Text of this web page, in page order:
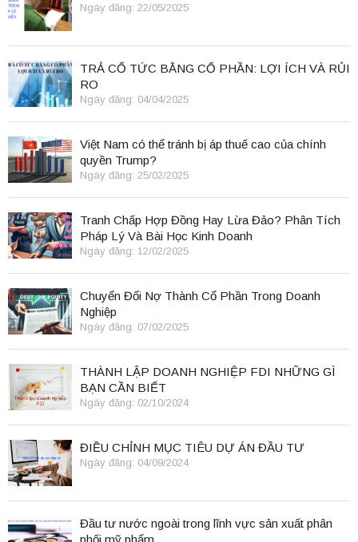
Ngày đăng: 22/05/2025
TRẢ CỔ TỨC BẰNG CỔ PHẦN: LỢI ÍCH VÀ RỦI
RO
Ngày đăng: 04/04/2025
Việt Nam có thể tránh bị áp thuế cao của chính
quyền Trump?
Ngày đăng: 25/02/2025
Tranh Chấp Hợp Đồng Hay Lừa Đảo? Phân Tích
Pháp Lý Và Bài Học Kinh Doanh
Ngày đăng: 12/02/2025
Chuyển Đổi Nợ Thành Cổ Phần Trong Doanh
Nghiệp
Ngày đăng: 07/02/2025
THÀNH LẬP DOANH NGHIỆP FDI NHỮNG GÌ
BẠN CẦN BIẾT
Ngày đăng: 02/10/2024
ĐIỀU CHỈNH MỤC TIÊU DỰ ÁN ĐẦU TƯ
Ngày đăng: 04/09/2024
Đầu tư nước ngoài trong lĩnh vực sản xuất phân
phối mỹ phẩm